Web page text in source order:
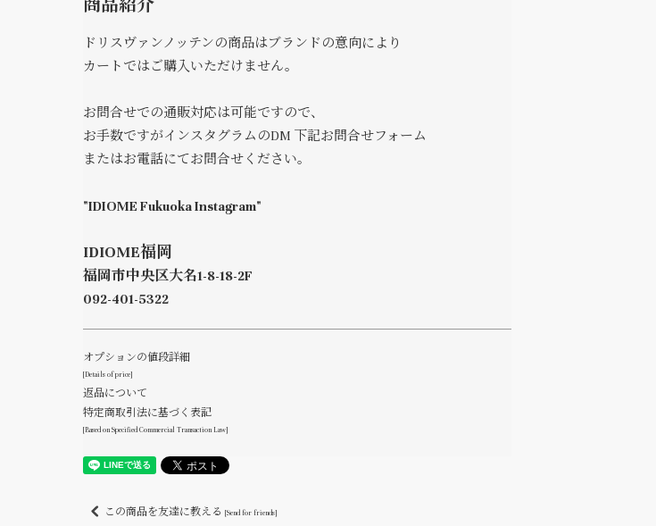
商品紹介
ドリスヴァンノッテンの商品はブランドの意向により
カートではご購入いただけません。
お問合せでの通販対応は可能ですので、
お手数ですがインスタグラムのDM 下記お問合せフォーム
またはお電話にてお問合せください。
"IDIOME Fukuoka Instagram"
IDIOME福岡
福岡市中央区大名1-8-18-2F
092-401-5322
オプションの値段詳細
[Details of price]
返品について
特定商取引法に基づく表記
[Based on Specified Commercial Transaction Law]
この商品を友達に教える [Send for friends]